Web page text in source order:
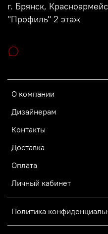
О компании
Дизайнерам
Контакты
Доставка
Оплата
Личный кабинет
Политика
г. Брянск,
"Профиль" 2 этаж